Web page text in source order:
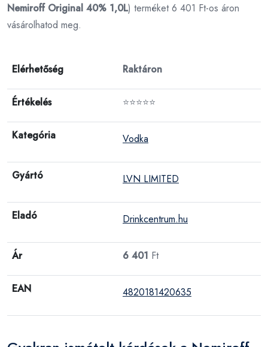
Nemiroff Original 40% 1,0L) terméket 6 401 Ft-os áron
vásárolhatod meg.
Elérhetőség Raktáron
Értékelés ⭐⭐⭐⭐⭐
Kategória Vodka
Gyártó LVN LIMITED
Eladó Drinkcentrum.hu
Ár 6 401 Ft
EAN 4820181420635